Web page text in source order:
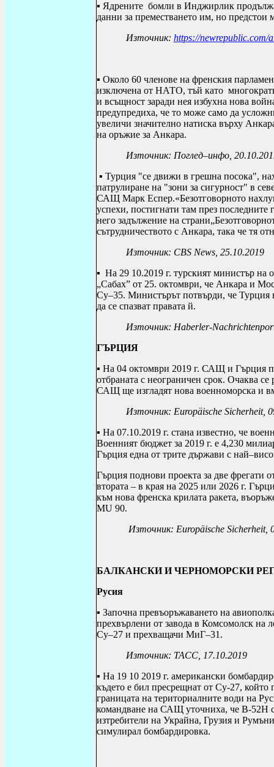
▪ Ядрените бомли в Инджирлик
данни за преместването им, но предстои
Източник: https://newrepublic.com/
▪ Около 60 членове на френския
изключена от НАТО, тъй като
и всъщност заради нея избухна нова
предупредиха, че то може само да
увеличи значително натиска върху
на оръжие за Анкара.
Източник: Поглед–инфо,
▪ Турция "се движи в грешна посока",
патрулиране на "зони за сигурност" в
САЩ Марк Еспер.«Безотговорното
успехи, постигнати там през
него задължение на
сътрудничеството с Анкара, така че тя
Източник: CBS News , 25.10.2019
▪ На 29 10.2019 г. турският министър на
„Сабах” от 25. октомври, че Анкара и
Су–35. Министърът потвърди, че Турция
да се спазват правата й.
Източник: Haberler-
ГЪРЦИЯ
▪ На 04 октомври 2019 г. САЩ и Гърция
отбраната с неограничен срок. Очаква
САЩ ще изгладят нова военноморска и
Източник: Europäische Sicherheit,
▪ На 07.10.2019 г. стана известно, че
Военният бюджет за 2019 г. е 4,230
Гърция една от трите държави с
Гърция поднови проекта за две фрегати
втората – в края на 2025 или 2026 г.
към нова френска крилата ракета,
MU 90.
Източник: Europäische Sicherheit,
БАЛКАНСКИ И ЧЕРНОМОРСКИ
Русия
▪ Започна превъоръжаването на
прехвърлени от завода в Комсомолск на
Су–27 и прехващачи МиГ–31.
Източник: ТАСС, 17.10.2019
▪ На 19 10 2019 г. американски
където е бил пресрещнат от Су-27,
границата на териториалните води на
командване на САЩ уточниха, че B-52H
изтребители на Украйна, Грузия и
симулирал бомбардировка.